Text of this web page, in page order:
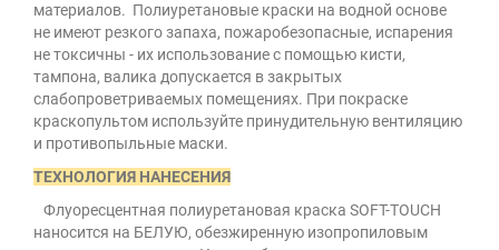
материалов. Полиуретановые краски на водной основе
не имеют резкого запаха, пожаробезопасные, испарения
не токсичны - их использование с помощью кисти,
тампона, валика допускается в закрытых
слабопроветриваемых помещениях. При покраске
краскопультом используйте принудительную вентиляцию
и противопыльные маски.
ТЕХНОЛОГИЯ НАНЕСЕНИЯ
Флуоресцентная полиуретановая краска SOFT-ТOUCH
наносится на БЕЛУЮ, обезжиренную изопропиловым